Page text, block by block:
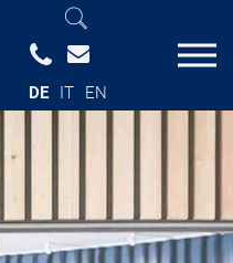
DE IT EN